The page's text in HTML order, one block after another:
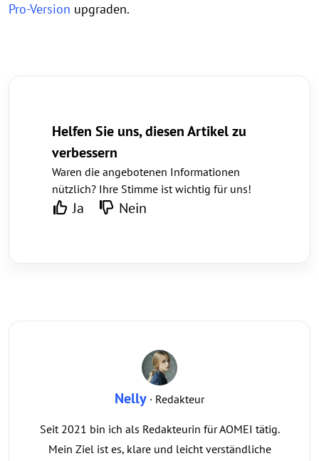
Pro-Version upgraden.
Helfen Sie uns, diesen Artikel zu
verbessern
Waren die angebotenen Informationen
nützlich? Ihre Stimme ist wichtig für uns!
Ja Nein
Nelly · Redakteur
Seit 2021 bin ich als Redakteurin für AOMEI tätig.
Mein Ziel ist es, klare und leicht verständliche